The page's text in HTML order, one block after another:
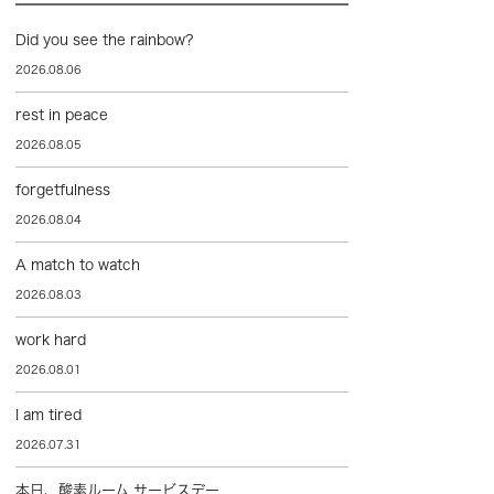
Did you see the rainbow?
2026.08.06
rest in peace
2026.08.05
forgetfulness
2026.08.04
A match to watch
2026.08.03
work hard
2026.08.01
I am tired
2026.07.31
本日、酸素ルーム サービスデー